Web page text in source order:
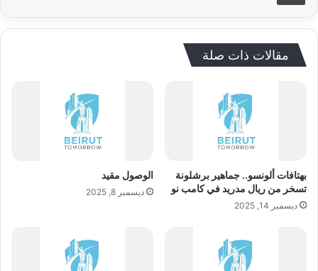
مقالات ذات صلة
بهتافات ألونسو.. جماهير برشلونة
تسخر من ريال مدريد في كامب نو
ديسمبر 14, 2025
الوصول مقيد
ديسمبر 8, 2025